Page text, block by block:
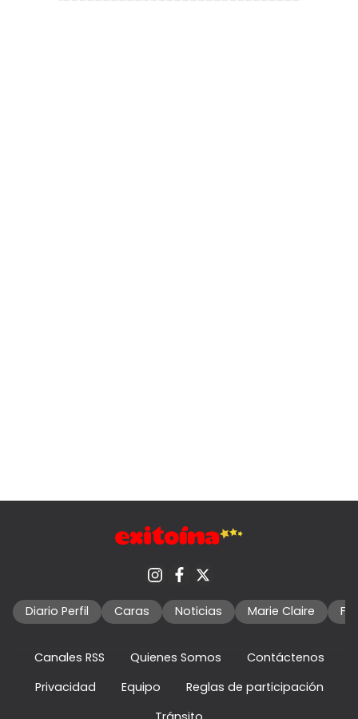
Diario Perfil Caras Noticias Marie Claire
Canales RSS Quienes Somos
Contáctenos
Privacidad
Equipo
Reglas de participación